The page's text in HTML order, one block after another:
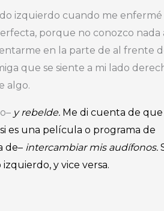
izquierdo cuando me enfermé
porque no conozco nada
en la parte de al frente
que se siente a mi lado
algo.
y rebelde. Me di cuenta de que
es una película o programa de
de– intercambiar mis audífonos.
y vice versa.